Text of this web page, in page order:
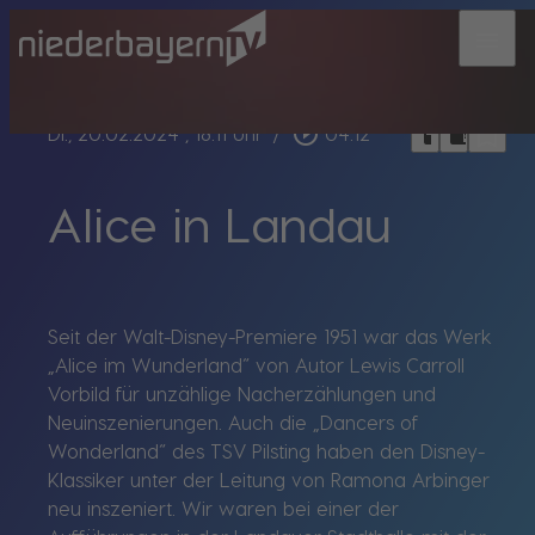
Di., 20.02.2024, 18:11 Uhr / play_circle_outline 04:12 headphoneschrome_reader_modebookmark_border
Alice in Landau
Seit der Walt-Disney-Premiere 1951 war das Werk
„Alice im Wunderland“ von Autor Lewis Carroll
Vorbild für unzählige Nacherzählungen und
Neuinszenierungen. Auch die „Dancers of
Wonderland“ des TSV Pilsting haben den Disney-
Klassiker unter der Leitung von Ramona Arbinger
neu inszeniert. Wir waren bei einer der